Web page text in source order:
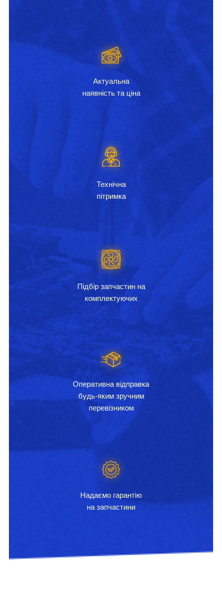
Актуальна
наявність та ціна
Технічна
пітримка
Підбір запчастин на
комплектуючих
Оперативна відправка
будь-яким зручним
перевізником
Надаємо гарантію
на запчастини